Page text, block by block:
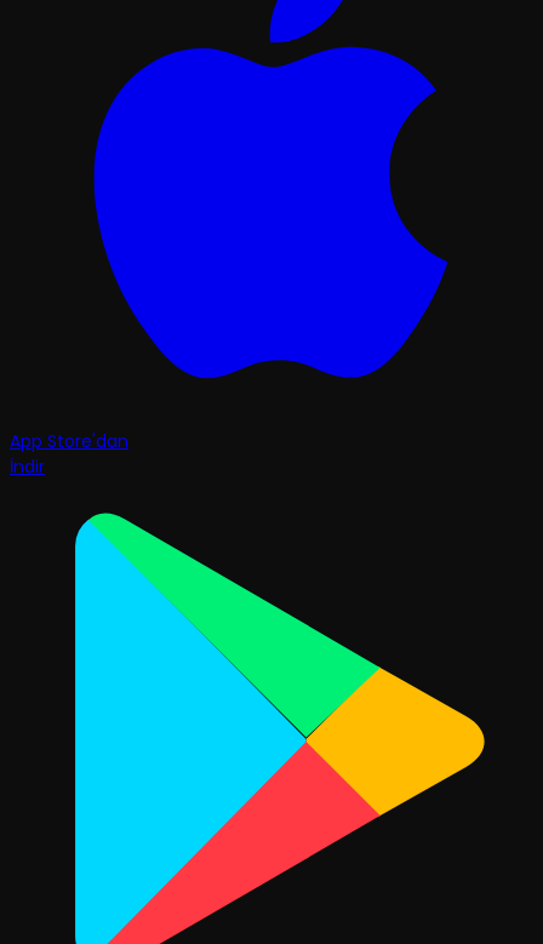
App Store'dan
İndir